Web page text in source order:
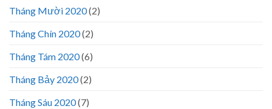
Tháng Mười 2020(2)
Tháng Chín 2020(2)
Tháng Tám 2020(6)
Tháng Bảy 2020(2)
Tháng Sáu 2020(7)